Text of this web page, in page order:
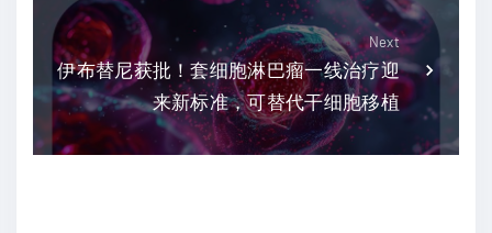
Next
伊布替尼获批！套细胞淋巴瘤一线治疗迎
来新标准，可替代干细胞移植